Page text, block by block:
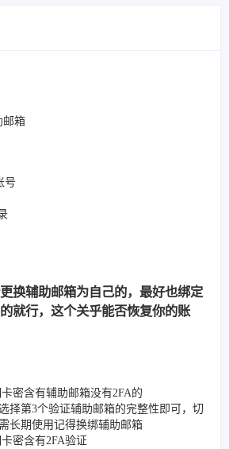
邮箱
号
换辅助邮箱为自己的，最好也绑定
就行，这个关乎能否恢复你的账
密含有辅助邮箱没有2FA的
择第3个验证辅助邮箱的完整性即可，切
长期使用记得换绑辅助邮箱
密含有2FA验证